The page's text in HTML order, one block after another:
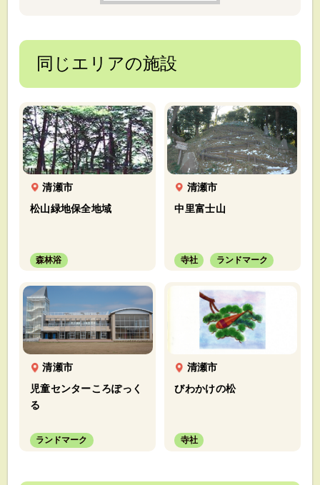
同じエリアの施設
清瀬市
松山緑地保全地域
森林浴
清瀬市
中里富士山
寺社 ランドマーク
清瀬市
児童センターころぽっく
る
ランドマーク
清瀬市
びわかけの松
寺社